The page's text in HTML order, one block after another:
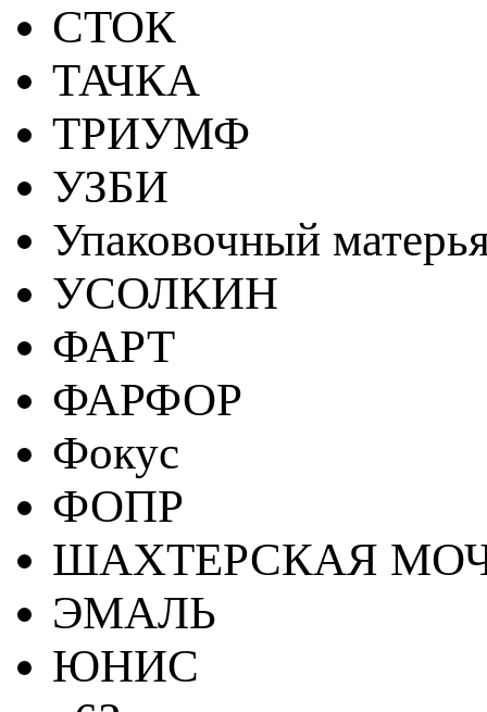
СТОК
ТАЧКА
ТРИУМФ
УЗБИ
Упаковочный
УСОЛКИН
ФАРТ
ФАРФОР
Фокус
ФОПР
ШАХТЕРСКАЯ
ЭМАЛЬ
ЮНИС